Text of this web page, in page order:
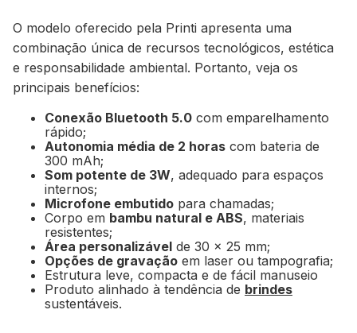
O modelo oferecido pela Printi apresenta uma
combinação única de recursos tecnológicos, estética
e responsabilidade ambiental. Portanto, veja os
principais benefícios:
Conexão Bluetooth 5.0 com emparelhamento
rápido;
Autonomia média de 2 horas com bateria de
300 mAh;
Som potente de 3W, adequado para espaços
internos;
Microfone embutido para chamadas;
Corpo em bambu natural e ABS, materiais
resistentes;
Área personalizável de 30 x 25 mm;
Opções de gravação em laser ou tampografia;
Estrutura leve, compacta e de fácil manuseio
Produto alinhado à tendência de brindes
sustentáveis.